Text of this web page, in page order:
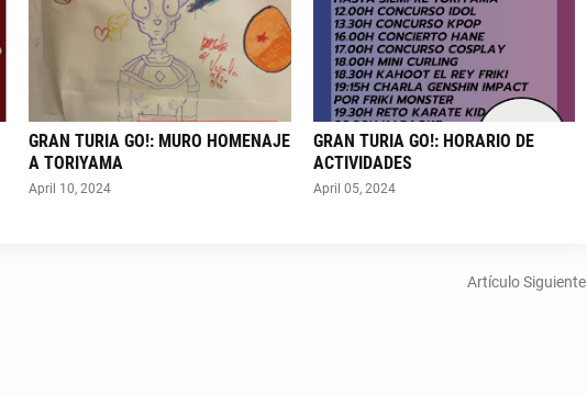
GRAN TURIA GO!: MURO HOMENAJE
A TORIYAMA
April 10, 2024
GRAN TURIA GO!: HORARIO DE
ACTIVIDADES
April 05, 2024
Artículo Siguiente